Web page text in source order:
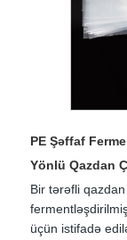
PE Şəffaf
Yönlü Qazdan
Bir tərəfli
üçün istifadə